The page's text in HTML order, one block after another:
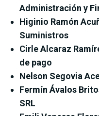
Administración y
Higinio Ramón
Suministros
Cirle Alcaraz
de pago
Nelson Segovia
Fermín Ávalos
SRL